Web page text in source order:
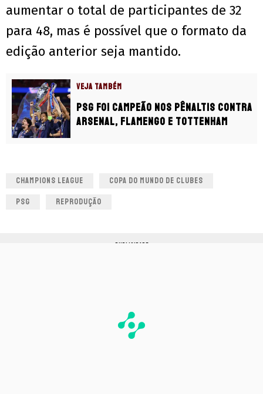
aumentar o total de participantes de 32
para 48, mas é possível que o formato da
edição anterior seja mantido.
VEJA TAMBÉM
PSG foi campeão nos pênaltis contra
Arsenal, Flamengo e Tottenham
CHAMPIONS LEAGUE COPA DO MUNDO DE CLUBES
PSG REPRODUÇÃO
PUBLICIDADE